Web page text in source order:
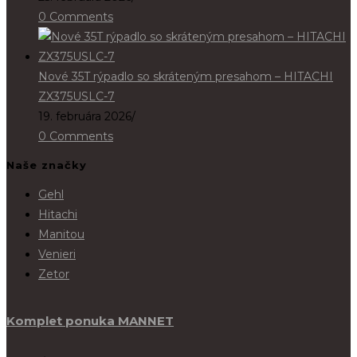
0 Comments
Nové 35T rýpadlo so skráteným presahom – HITACHI
ZX375USLC-7
19. februára 2026/
0 Comments
Naše značky
Gehl
Hitachi
Manitou
Venieri
Zetor
Komplet ponuka MANNET